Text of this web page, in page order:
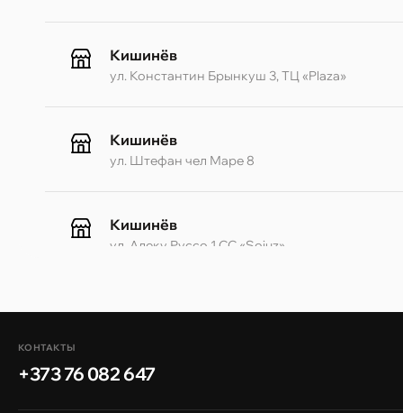
Кишинёв
ул. Константин Брынкуш 3, ТЦ «Plaza»
Кишинёв
ул. Штефан чел Маре 8
Кишинёв
ул. Алеку Руссо 1 CC «Soiuz»
Кишинёв
КОНТАКТЫ
+373 76 082 647